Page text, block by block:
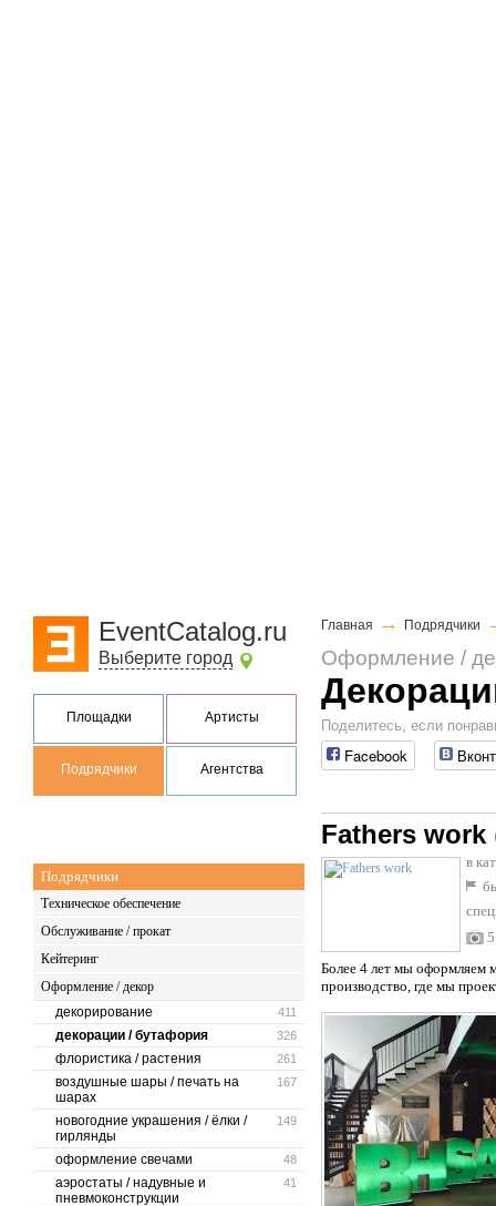
EventCatalog.ru
Выберите город
Площадки Артисты
Подрядчики Агентства
Подрядчики
Техническое обеспечение
Обслуживание / прокат
Кейтеринг
Оформление / декор
411
декорирование
326
декорации / бутафория
261
флористика / растения
167
воздушные шары / печать на
шарах
149
новогодние украшения / ёлки /
гирлянды
48
оформление свечами
41
аэростаты / надувные и
пневмоконструкции
Главная → Подрядчики
Оформление /
Поделитесь, если
Facebook
Fathers work
в
5
Более 4 лет мы оформляем
производство, где мы